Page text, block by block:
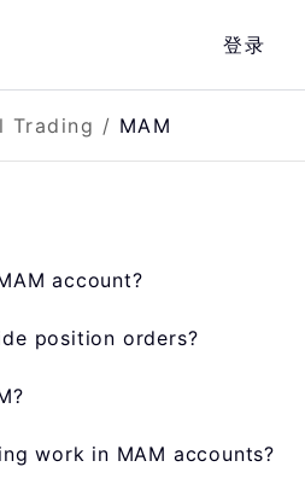
登录
Trading / MAM
account?
position orders?
work in MAM accounts?